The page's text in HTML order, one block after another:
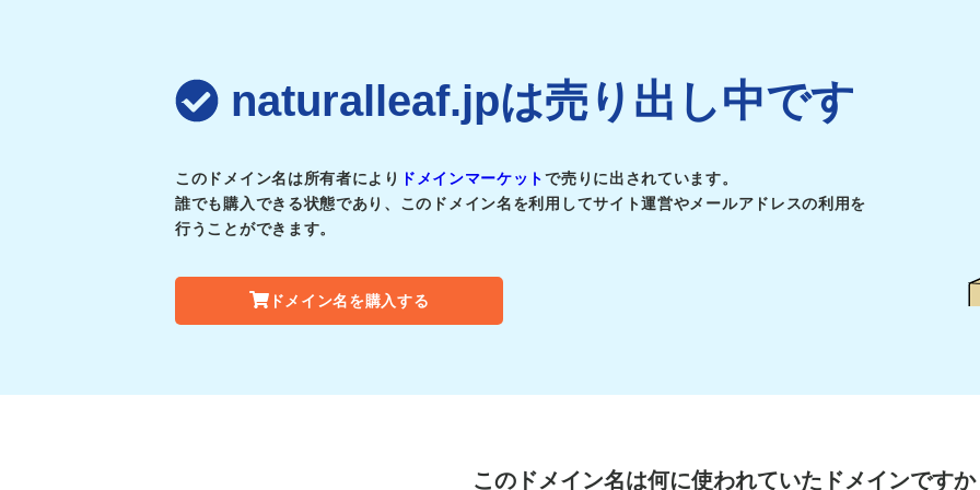
naturalleaf.jpは売り出し中です
このドメイン名は所有者により ドメインマーケットで売りに出されています。
誰でも購入できる状態であり、このドメイン名を利用してサイト運営やメールアドレスの利用を
行うことができます。
ドメイン名を購入する
このドメイン名は何に使われていたドメインですか